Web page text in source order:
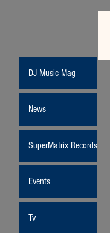
DJ Music Mag
News
SuperMatrix Records
Events
Tv